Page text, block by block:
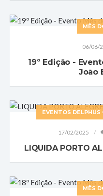
MÊS
06/06/
19º Edição -
João
EVENTOS DELPHUS
17/02/2025
LIQUIDA PORTO
MÊS